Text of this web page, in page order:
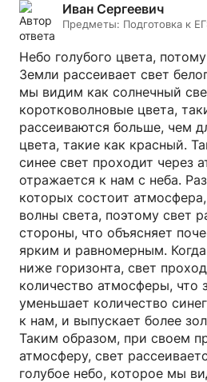
Иван Сергеевич
Предметы: Подготовка к
Небо голубого цвета,
Земли рассеивает свет
мы видим как солнечный
коротковолновые цвета,
рассеиваются больше, чем
цвета, такие как красный.
синее свет проходит через
отражается к нам с неба.
которых состоит
волны света, поэтому свет
стороны, что объясняет
ярким и равномерным.
ниже горизонта, свет
количество атмосферы, что
уменьшает количество
к нам, и выпускает более
Таким образом, при своем
атмосферу, свет
голубое небо, которое мы